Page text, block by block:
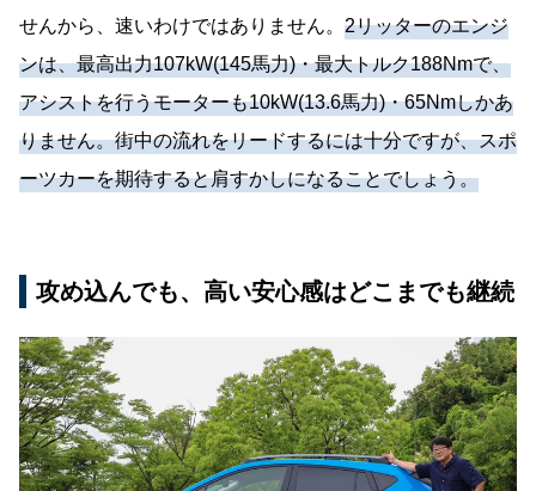
せんから、速いわけではありません。 2リッターのエンジ
ンは、最高出力107kW(145馬力)・最大トルク188Nmで、
アシストを行うモーターも10kW(13.6馬力)・65Nmしかあ
りません。街中の流れをリードするには十分ですが、スポ
ーツカーを期待すると肩すかしになることでしょう。
攻め込んでも、高い安心感はどこまでも継続